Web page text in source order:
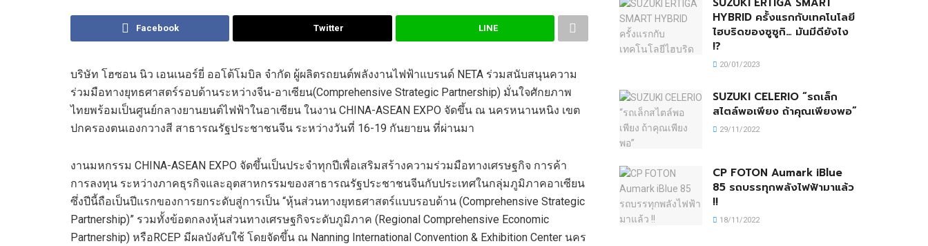
Facebook Twitter LINE
บริษัท โฮซอน นิว เอนเนอร์ยี่ ออโต้โมบิล จำกัด ผู้ผลิตรถยนต์พลังงานไฟฟ้าแบรนด์ NETA ร่วมสนับสนุนความ
ร่วมมือทางยุทธศาสตร์รอบด้านระหว่างจีน-อาเซียน(Comprehensive Strategic Partnership) มั่นใจศักยภาพ
ไทยพร้อมเป็นศูนย์กลางยานยนต์ไฟฟ้าในอาเซียน ในงาน CHINA-ASEAN EXPO จัดขึ้น ณ นครหนานหนิง เขต
ปกครองตนเองกวางสี สาธารณรัฐประชาชนจีน ระหว่างวันที่ 16-19 กันยายน ที่ผ่านมา
งานมหกรรม CHINA-ASEAN EXPO จัดขึ้นเป็นประจำทุกปีเพื่อเสริมสร้างความร่วมมือทางเศรษฐกิจ การค้า
การลงทุน ระหว่างภาคธุรกิจและอุตสาหกรรมของสาธารณรัฐประชาชนจีนกับประเทศในกลุ่มภูมิภาคอาเซียน
ซึ่งปีนี้ถือเป็นปีแรกของการยกระดับสู่การเป็น “หุ้นส่วนทางยุทธศาสตร์แบบรอบด้าน (Comprehensive Strategic
Partnership)” รวมทั้งข้อตกลงหุ้นส่วนทางเศรษฐกิจระดับภูมิภาค (Regional Comprehensive Economic
Partnership) หรือRCEP มีผลบังคับใช้ โดยจัดขึ้น ณ Nanning International Convention & Exhibition Center นคร
HYBRID ครั้งแรกกับเทคโนโลยี
ไฮบริดของซูซูกิ… มันมีดียังไง
!?
20/01/2023
SUZUKI CELERIO “รถเล็ก
สไตล์พอเพียง ถ้าคุณเพียงพอ”
29/11/2022
CP FOTON Aumark iBlue
85 รถบรรทุกพลังไฟฟ้ามาแล้ว
!!
18/11/2022